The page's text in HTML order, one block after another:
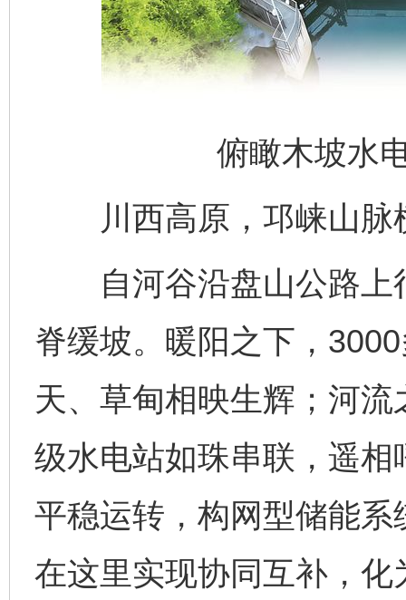
俯瞰木坡水
川西高原，邛崃山脉
自河谷沿盘山公路上
脊缓坡。暖阳之下，
天、草甸相映生辉；河
级水电站如珠串联，遥
平稳运转，构网型储能
在这里实现协同互补，